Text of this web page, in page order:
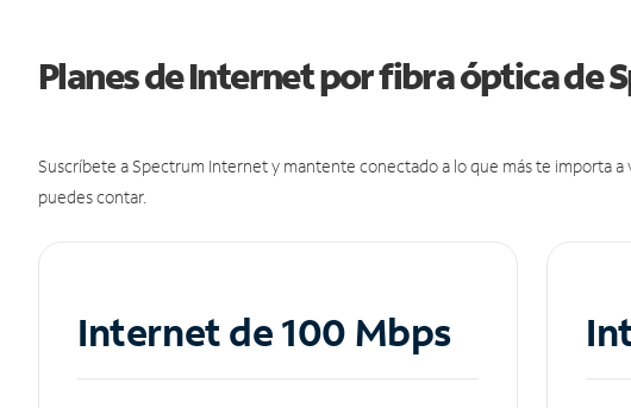
Planes de Internet por fibra óptica de
Suscríbete a Spectrum Internet y mantente conectado a lo que más te importa
puedes contar.
Internet de 100 Mbps